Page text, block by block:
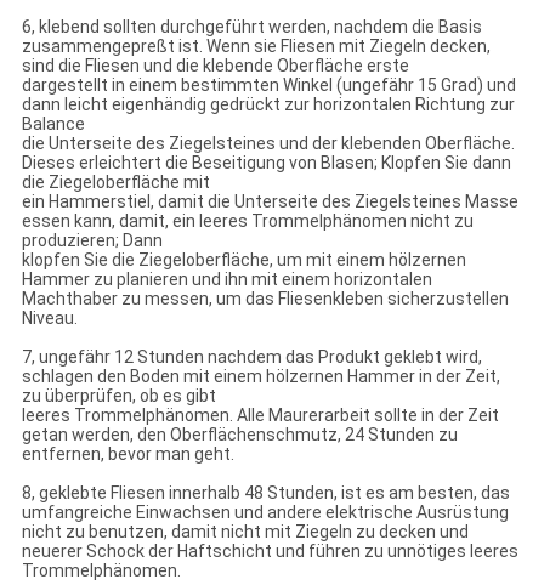
6, klebend sollten durchgeführt werden, nachdem die Basis
zusammengepreßt ist. Wenn sie Fliesen mit Ziegeln decken,
sind die Fliesen und die klebende Oberfläche erste
dargestellt in einem bestimmten Winkel (ungefähr 15 Grad) und
dann leicht eigenhändig gedrückt zur horizontalen Richtung zur
Balance
die Unterseite des Ziegelsteines und der klebenden Oberfläche.
Dieses erleichtert die Beseitigung von Blasen; Klopfen Sie dann
die Ziegeloberfläche mit
ein Hammerstiel, damit die Unterseite des Ziegelsteines Masse
essen kann, damit, ein leeres Trommelphänomen nicht zu
produzieren; Dann
klopfen Sie die Ziegeloberfläche, um mit einem hölzernen
Hammer zu planieren und ihn mit einem horizontalen
Machthaber zu messen, um das Fliesenkleben sicherzustellen
Niveau.
7, ungefähr 12 Stunden nachdem das Produkt geklebt wird,
schlagen den Boden mit einem hölzernen Hammer in der Zeit,
zu überprüfen, ob es gibt
leeres Trommelphänomen. Alle Maurerarbeit sollte in der Zeit
getan werden, den Oberflächenschmutz, 24 Stunden zu
entfernen, bevor man geht.
8, geklebte Fliesen innerhalb 48 Stunden, ist es am besten, das
umfangreiche Einwachsen und andere elektrische Ausrüstung
nicht zu benutzen, damit nicht mit Ziegeln zu decken und
neuerer Schock der Haftschicht und führen zu unnötiges leeres
Trommelphänomen.